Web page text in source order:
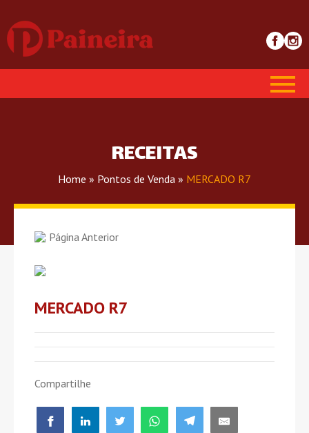
RECEITAS
Home » Pontos de Venda » MERCADO R7
Página Anterior
MERCADO R7
Compartilhe